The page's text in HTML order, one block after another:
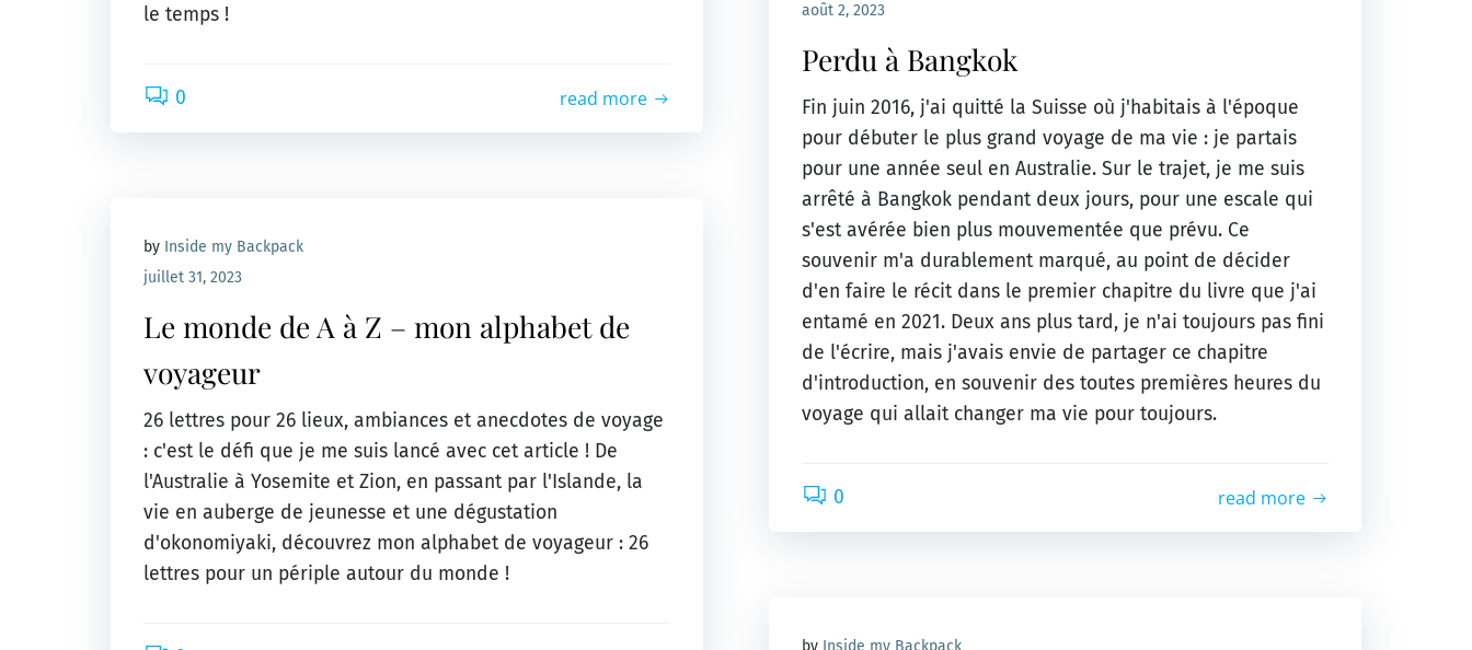
le temps !
0 read more
août 2, 2023
Perdu à Bangkok
Fin juin 2016, j'ai quitté la Suisse où j'habitais à l'époque
pour débuter le plus grand voyage de ma vie : je partais
pour une année seul en Australie. Sur le trajet, je me suis
arrêté à Bangkok pendant deux jours, pour une escale qui
s'est avérée bien plus mouvementée que prévu. Ce
souvenir m'a durablement marqué, au point de décider
d'en faire le récit dans le premier chapitre du livre que j'ai
entamé en 2021. Deux ans plus tard, je n'ai toujours pas fini
de l'écrire, mais j'avais envie de partager ce chapitre
d'introduction, en souvenir des toutes premières heures du
voyage qui allait changer ma vie pour toujours.
0 read more
by Inside my Backpack
juillet 31, 2023
Le monde de A à Z – mon alphabet de
voyageur
26 lettres pour 26 lieux, ambiances et anecdotes de voyage
: c'est le défi que je me suis lancé avec cet article ! De
l'Australie à Yosemite et Zion, en passant par l'Islande, la
vie en auberge de jeunesse et une dégustation
d'okonomiyaki, découvrez mon alphabet de voyageur : 26
lettres pour un périple autour du monde !
by Inside my Backpack